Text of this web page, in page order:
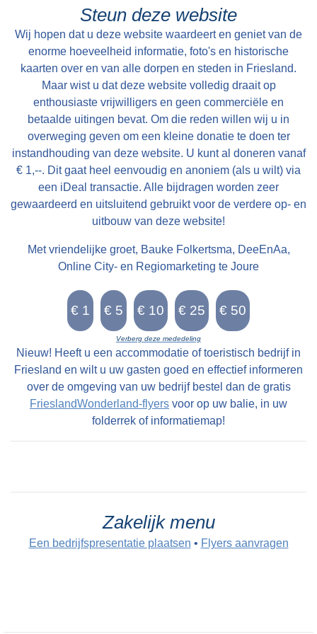
een groot deel van het jaar onbegaanbaar.
Vervoer over water is de belangrijkste
verbinding tot in 1914 de Easthimmerwei wordt
aangelegd. Nadat de beweegbare brug in
Oosthem in 1953 wordt vervangen door een
vaste brug, is het voorgoed voorbij met het
goederenvervoer over water.
Brink kreeg als eerste een telefoon. Als je wilde
bellen kon je daar terecht, of de bakker kwam bij
je langs als er een bericht voor je was. Je wist
toen niet beter, zo was je opgegroeid en het
werkte prima. Het huis bestond uit behalve de
bakkerij, een woonkamer, een woonkeuken,
een slaapkamer en een winkel. De kinderen
sliepen boven op zolder. De oven van de
bakkerij werd in de beginperiode verwarmd door
het verbranden van takken en turf. Later werd
de oven verwarmd door middel van een
oliebrander. De olie daarvoor werd opgeslagen
in olievaten achter de bakkerij. In de
oorlogsjaren was de bakkerij verduisterd en
leerden onderduikers de dorpsbewoners
schaken.
Steun deze website
Wij hopen dat u deze website waardeert en geniet van de
enorme hoeveelheid informatie, foto's en historische
kaarten over en van alle dorpen en steden in Friesland.
Maar wist u dat deze website volledig draait op
enthousiaste vrijwilligers en geen commerciële en
betaalde uitingen bevat. Om die reden willen wij u in
overweging geven om een kleine donatie te doen ter
instandhouding van deze website. U kunt al doneren vanaf
€ 1,--. Dit gaat heel eenvoudig en anoniem (als u wilt) via
een iDeal transactie. Alle bijdragen worden zeer
gewaardeerd en uitsluitend gebruikt voor de verdere op- en
uitbouw van deze website!
Met vriendelijke groet, Bauke Folkertsma, DeeEnAa,
Online City- en Regiomarketing te Joure
Verberg deze mededeling
Nieuw! Heeft u een accommodatie of toeristisch bedrijf in
Friesland en wilt u uw gasten goed en effectief informeren
over de omgeving van uw bedrijf bestel dan de gratis
FrieslandWonderland-flyers voor op uw balie, in uw
folderrek of informatiemap!
Zakelijk menu
Een bedrijfspresentatie plaatsen • Flyers aanvragen